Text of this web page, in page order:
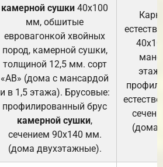
камерной сушки 40х100
мм, обшитые
евровагонкой хвойных
пород, камерной сушки,
толщиной 12,5 мм. сорт
«АВ» (дома с мансардой
и в 1,5 этажа). Брусовые:
профилированный брус
камерной сушки,
сечением 90х140 мм.
(дома двухэтажные).
(дома